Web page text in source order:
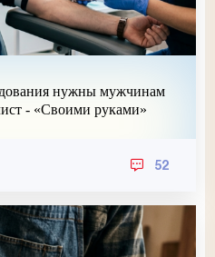
нужны мужчинам
- «Своими руками»
52